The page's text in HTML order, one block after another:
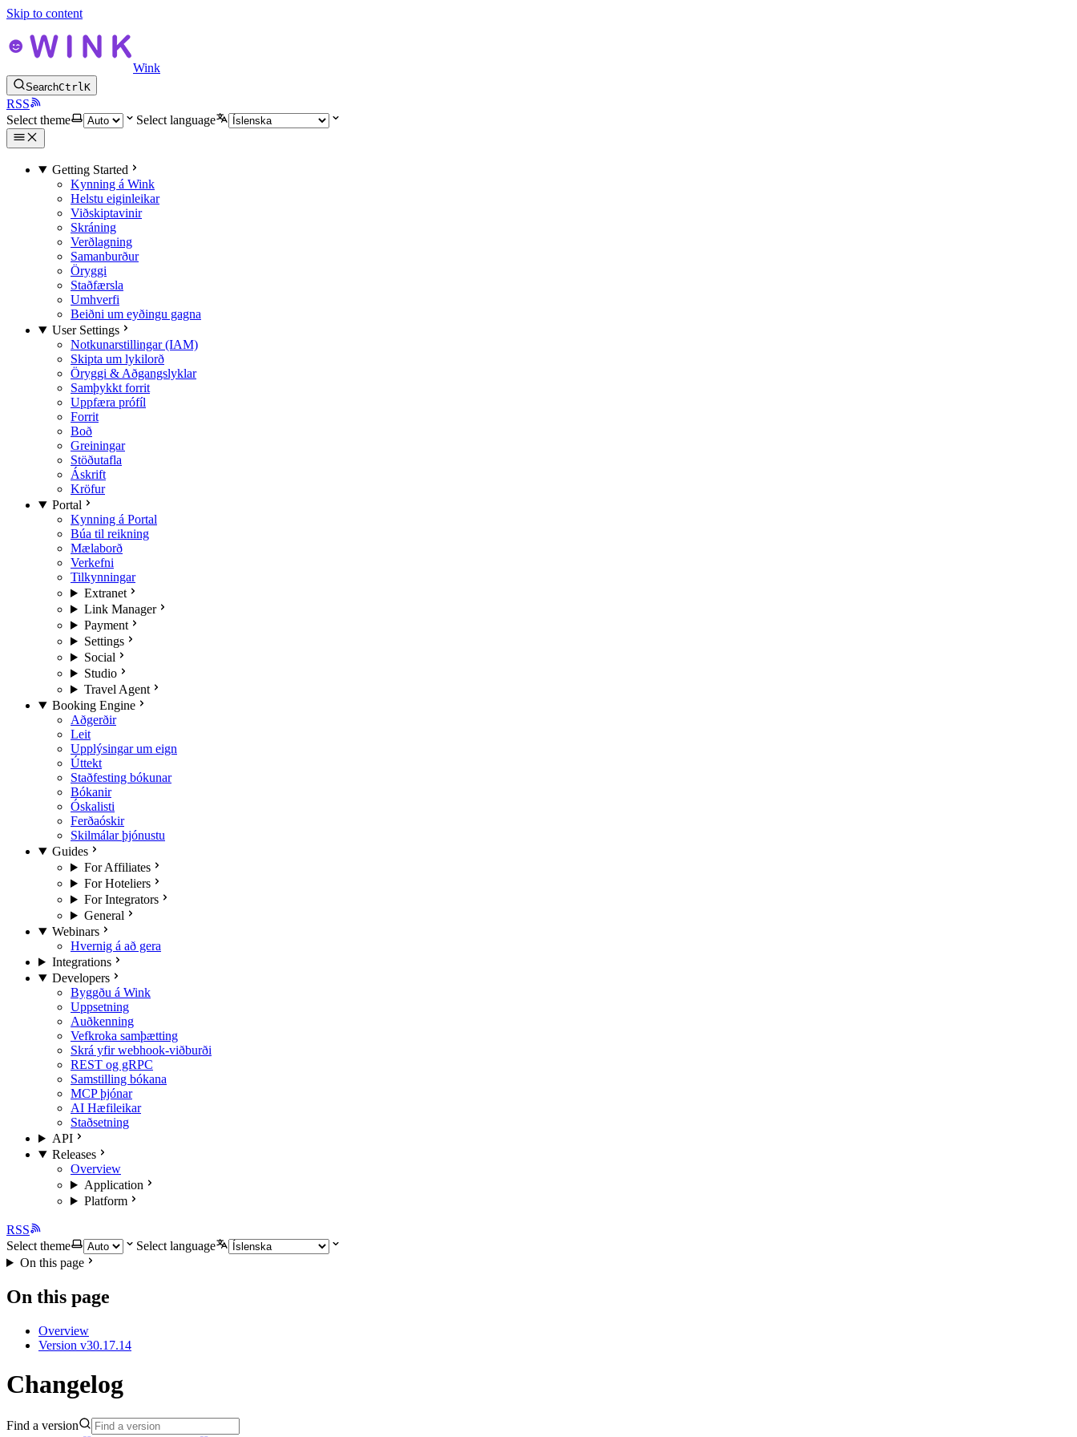
Skip to content
Wink
SearchCtrlK
RSS
Select theme
Select language
Getting Started
Kynning á Wink
Helstu eiginleikar
Viðskiptavinir
Skráning
Verðlagning
Samanburður
Öryggi
Staðfærsla
Umhverfi
Beiðni um eyðingu gagna
User Settings
Notkunarstillingar (IAM)
Skipta um lykilorð
Öryggi & Aðgangslyklar
Samþykkt forrit
Uppfæra prófíl
Forrit
Boð
Greiningar
Stöðutafla
Áskrift
Kröfur
Portal
Kynning á Portal
Búa til reikning
Mælaborð
Verkefni
Tilkynningar
Extranet
Link Manager
Payment
Settings
Social
Studio
Travel Agent
Booking Engine
Aðgerðir
Leit
Upplýsingar um eign
Úttekt
Staðfesting bókunar
Bókanir
Óskalisti
Ferðaóskir
Skilmálar þjónustu
Guides
For Affiliates
For Hoteliers
For Integrators
General
Webinars
Hvernig á að gera
Integrations
Developers
Byggðu á Wink
Uppsetning
Auðkenning
Vefkroka samþætting
Skrá yfir webhook-viðburði
REST og gRPC
Samstilling bókana
MCP þjónar
AI Hæfileikar
Staðsetning
API
Releases
Overview
Application
Platform
RSS
Select theme
Select language
On this page
On this page
Overview
Version v30.17.14
Changelog
Find a version